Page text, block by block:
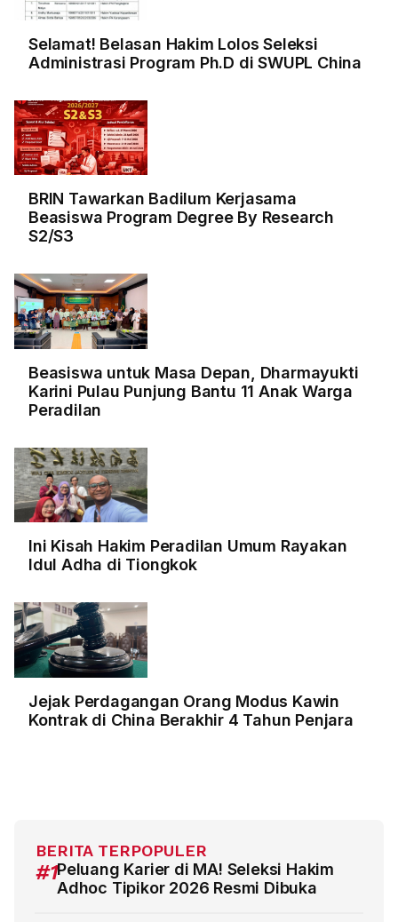
Selamat! Belasan Hakim Lolos Seleksi
Administrasi Program Ph.D di SWUPL China
BRIN Tawarkan Badilum Kerjasama
Beasiswa Program Degree By Research
S2/S3
Beasiswa untuk Masa Depan, Dharmayukti
Karini Pulau Punjung Bantu 11 Anak Warga
Peradilan
Ini Kisah Hakim Peradilan Umum Rayakan
Idul Adha di Tiongkok
Jejak Perdagangan Orang Modus Kawin
Kontrak di China Berakhir 4 Tahun Penjara
BERITA TERPOPULER
#1Peluang Karier di MA! Seleksi Hakim
Adhoc Tipikor 2026 Resmi Dibuka